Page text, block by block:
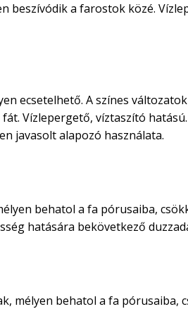
beszívódik a farostok közé.
ecsetelhető. A színes
Vízlepergető, víztaszító
javasolt alapozó használata.
behatol a fa pórusaiba,
hatására bekövetkező
mélyen behatol a fa pórusaiba,